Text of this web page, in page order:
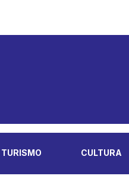
TURISMO CULTURA